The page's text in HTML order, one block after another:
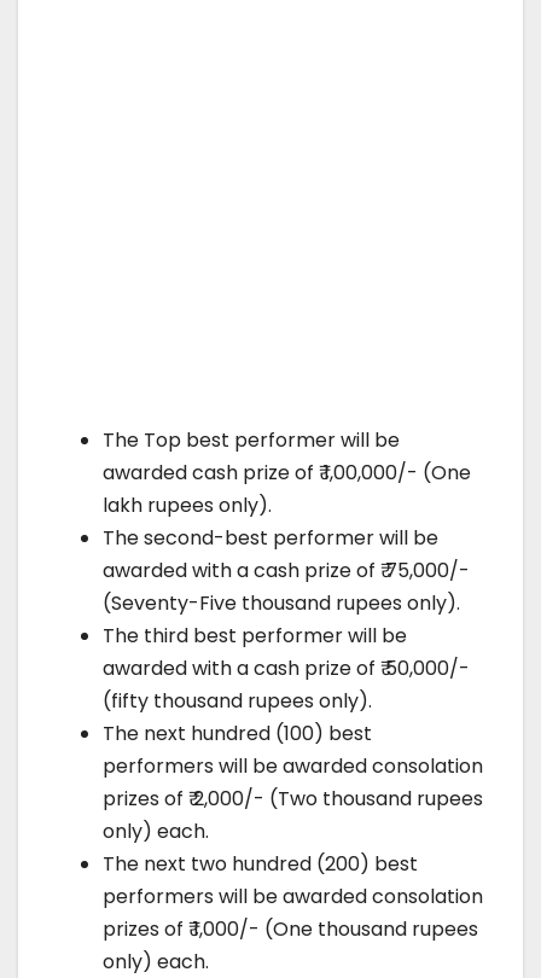
The Top best performer will be
awarded cash prize of ₹ 1,00,000/- (One
lakh rupees only).
The second-best performer will be
awarded with a cash prize of ₹ 75,000/-
(Seventy-Five thousand rupees only).
The third best performer will be
awarded with a cash prize of ₹ 50,000/-
(fifty thousand rupees only).
The next hundred (100) best
performers will be awarded consolation
prizes of ₹ 2,000/- (Two thousand rupees
only) each.
The next two hundred (200) best
performers will be awarded consolation
prizes of ₹ 1,000/- (One thousand rupees
only) each.